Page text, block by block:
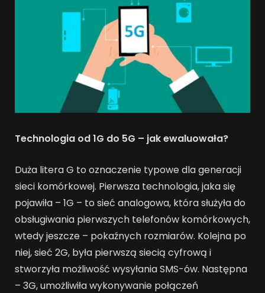
Technologia od 1G do 5G – jak ewaluowała?
Duża litera G to oznaczenie typowe dla generacji
sieci komórkowej. Pierwsza technologia, jaka się
pojawiła – 1G – to sieć analogowa, która służyła do
obsługiwania pierwszych telefonów komórkowych,
wtedy jeszcze – pokaźnych rozmiarów. Kolejna po
niej, sieć 2G, była pierwszą siecią cyfrową i
stworzyła możliwość wysyłania SMS-ów. Następna
– 3G, umożliwiła wykonywanie połączeń